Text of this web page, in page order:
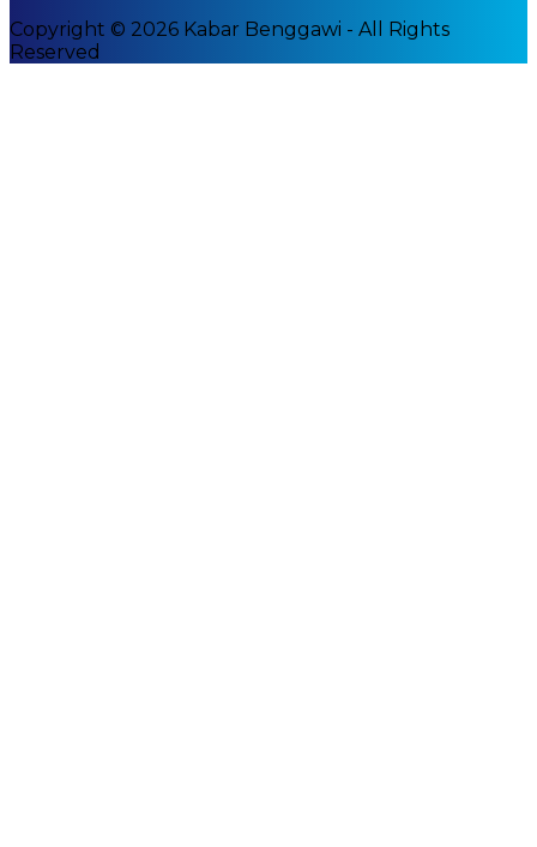
Copyright © 2026 Kabar Benggawi - All Rights
Reserved